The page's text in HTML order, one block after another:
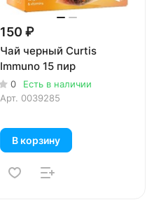
150 ₽
Чай черный Curtis
Immuno 15 пир
0
Есть в наличии
Арт. 0039285
В корзину